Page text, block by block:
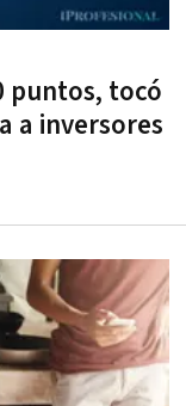
puntos, tocó
a inversores